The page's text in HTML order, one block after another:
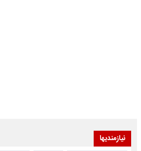
نیازمندیها